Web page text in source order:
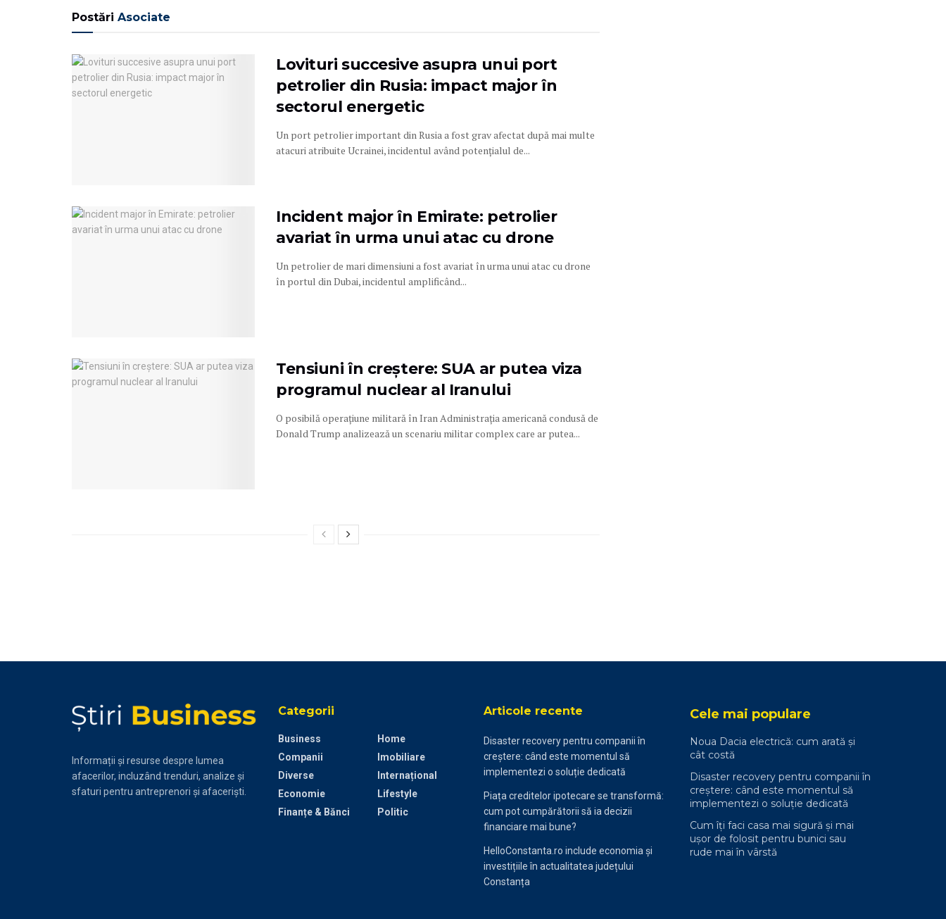
Postări Asociate
Lovituri succesive asupra unui port
petrolier din Rusia: impact major în
sectorul energetic
Un port petrolier important din Rusia a fost grav afectat după mai multe
atacuri atribuite Ucrainei, incidentul având potențialul de...
Incident major în Emirate: petrolier
avariat în urma unui atac cu drone
Un petrolier de mari dimensiuni a fost avariat în urma unui atac cu drone
în portul din Dubai, incidentul amplificând...
Tensiuni în creștere: SUA ar putea viza
programul nuclear al Iranului
O posibilă operațiune militară în Iran Administrația americană condusă de
Donald Trump analizează un scenariu militar complex care ar putea...
Informații și resurse despre lumea
afacerilor, incluzând trenduri, analize și
sfaturi pentru antreprenori și afaceriști.
Categorii
Business
Companii
Diverse
Economie
Finanțe & Bănci
Home
Imobiliare
Internațional
Lifestyle
Politic
Articole recente
Disaster recovery pentru companii în
creștere: când este momentul să
implementezi o soluție dedicată
Piața creditelor ipotecare se transformă:
cum pot cumpărătorii să ia decizii
financiare mai bune?
HelloConstanta.ro include economia și
investițiile în actualitatea județului
Constanța
Cele mai populare
Noua Dacia electrică: cum arată și
cât costă
Disaster recovery pentru companii în
creștere: când este momentul să
implementezi o soluție dedicată
Cum îți faci casa mai sigură și mai
ușor de folosit pentru bunici sau
rude mai în vârstă